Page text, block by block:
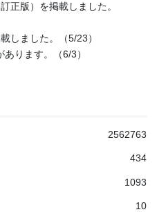
正版）を掲載しました。
しました。（5/23）
ります。（6/3）
2562763
434
1093
10